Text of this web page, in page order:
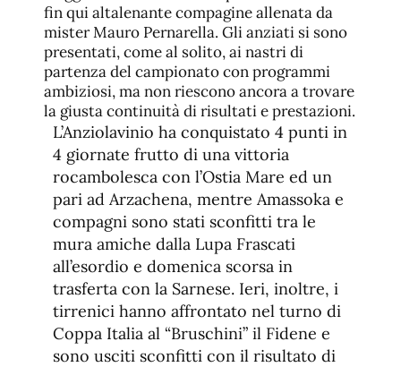
fuente.
fin qui altalenante compagine allenata da
mister Mauro Pernarella. Gli anziati si sono
presentati, come al solito, ai nastri di
partenza del campionato con programmi
ambiziosi, ma non riescono ancora a trovare
la giusta continuità di risultati e prestazioni.
L’Anziolavinio ha conquistato 4 punti in
4 giornate frutto di una vittoria
rocambolesca con l’Ostia Mare ed un
pari ad Arzachena, mentre Amassoka e
compagni sono stati sconfitti tra le
mura amiche dalla Lupa Frascati
all’esordio e domenica scorsa in
trasferta con la Sarnese. Ieri, inoltre, i
tirrenici hanno affrontato nel turno di
Coppa Italia al “Bruschini” il Fidene e
sono usciti sconfitti con il risultato di